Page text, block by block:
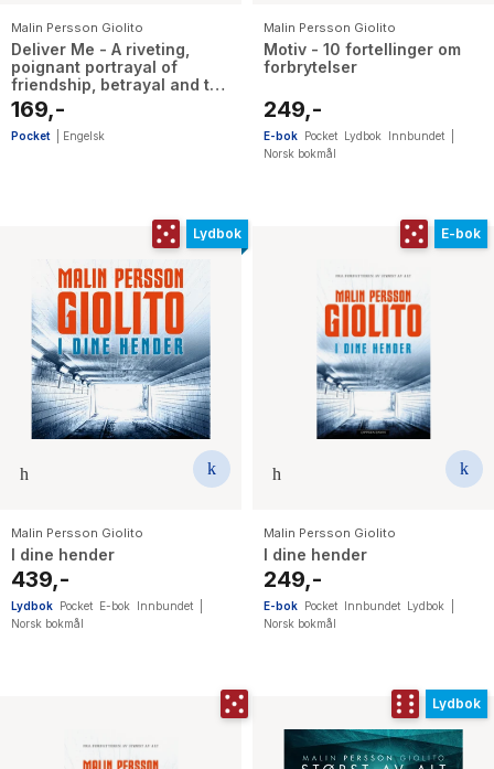
Malin Persson Giolito
Deliver Me - A riveting,
poignant portrayal of
friendship, betrayal and the
true cost of justice
169,-
Pocket Engelsk
Malin Persson Giolito
Motiv - 10 fortellinger om
forbrytelser
249,-
E-bok Pocket Lydbok Innbundet
Norsk bokmål
Lydbok
Malin Persson Giolito
I dine hender
439,-
Lydbok Pocket E-bok Innbundet
Norsk bokmål
E-bok
Malin Persson Giolito
I dine hender
249,-
E-bok Pocket Innbundet Lydbok
Norsk bokmål
Lydbok